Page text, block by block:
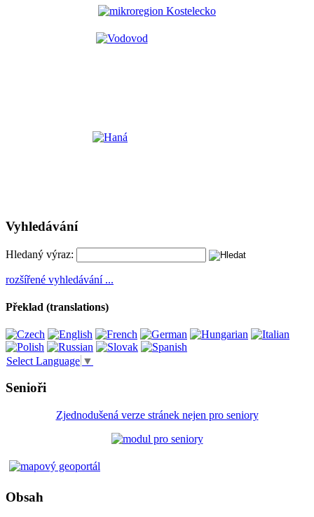
Vyhledávání
Hledaný výraz:
rozšířené vyhledávání ...
Překlad (translations)
Select Language ▼
Senioři
Zjednodušená verze stránek nejen pro seniory
Obsah